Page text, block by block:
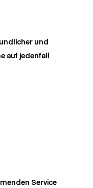
und
auf jedenfall
Service